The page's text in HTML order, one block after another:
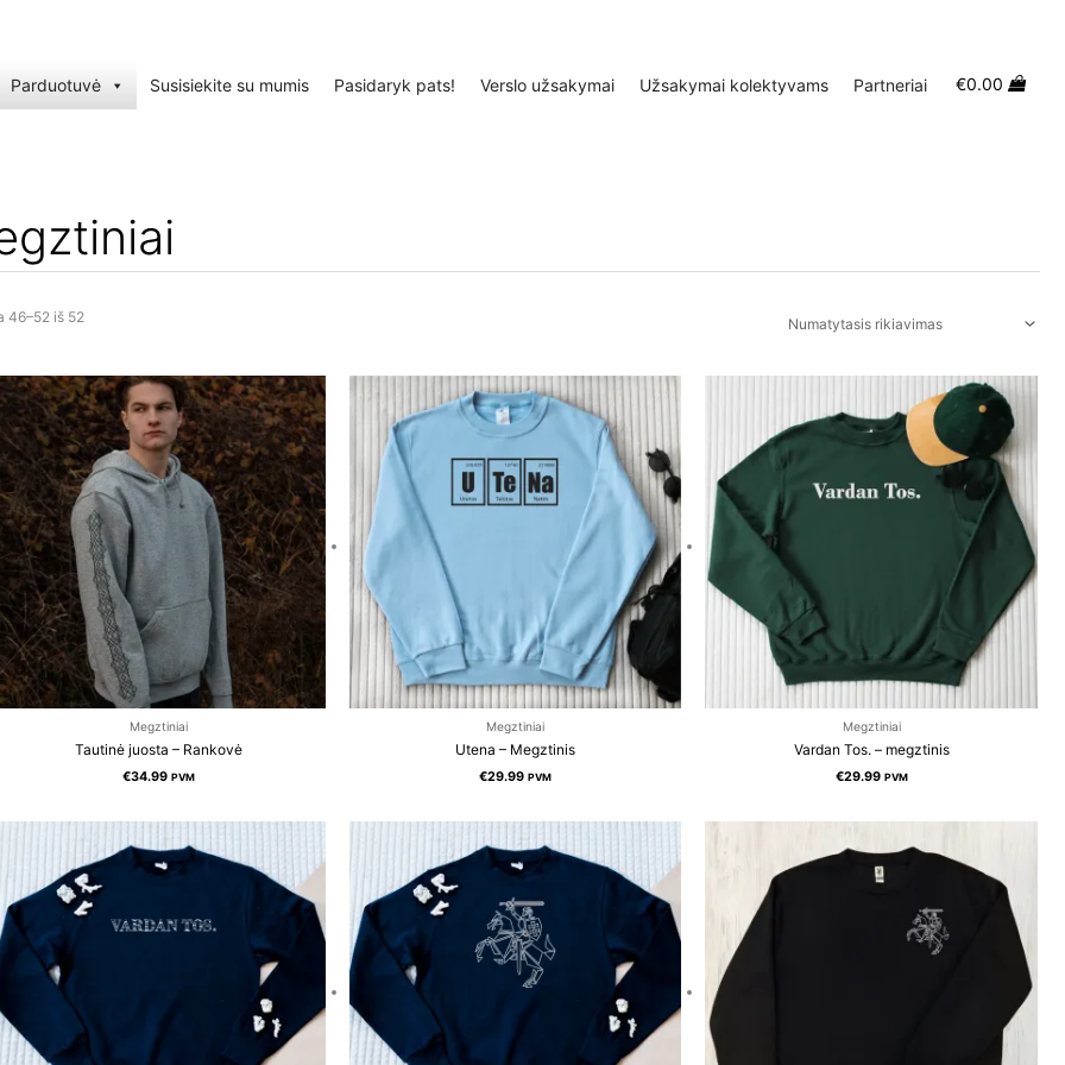
Parduotuvė Susisiekite su mumis Pasidaryk pats! Verslo užsakymai Užsakymai kolektyvams Partneriai €0.00
46–52 iš 52
Megztiniai
Tautinė juosta – Rankovė
€34.99 PVM
Megztiniai
Utena – Megztinis
€29.99 PVM
Megztiniai
Vardan Tos. – megztinis
€29.99 PVM